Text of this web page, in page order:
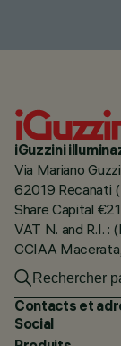
iGuzzini
Via Mariano
62019 Recanati
Share Capital
VAT N. and R.I.
CCIAA
Contacts et
Social